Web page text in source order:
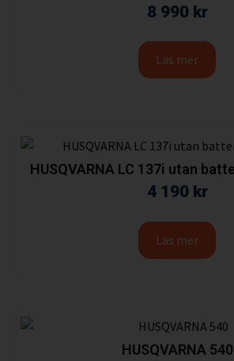
8 990 kr
Läs mer
HUSQVARNA LC 137i utan
4 190 kr
Läs mer
HUSQVARNA 540